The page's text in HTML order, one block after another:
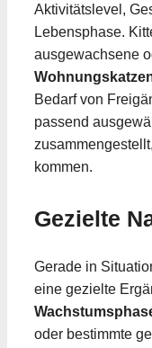
Aktivitätslevel,
Lebensphase.
ausgewachsene
Bedarf von
passend
kommen.
Gezielte
Gerade in
eine gezielte
oder bestimmte